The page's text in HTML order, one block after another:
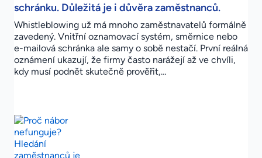
schránku. Důležitá je i důvěra zaměstnanců.
Whistleblowing už má mnoho zaměstnavatelů formálně
zavedený. Vnitřní oznamovací systém, směrnice nebo
e-mailová schránka ale samy o sobě nestačí. První reálná
oznámení ukazují, že firmy často narážejí až ve chvíli,
kdy musí podnět skutečně prověřit,…